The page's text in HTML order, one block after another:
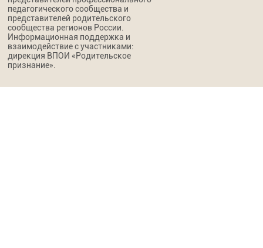
педагогического сообщества и
представителей родительского
сообщества регионов России.
Информационная поддержка и
взаимодействие с участниками:
дирекция ВПОИ «Родительское
признание».